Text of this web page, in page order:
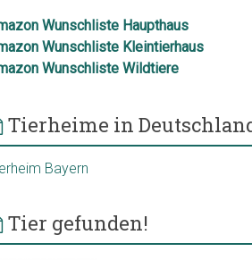
Wunschliste Haupthaus
Wunschliste Kleintierhaus
Wunschliste Wildtiere
Tierheime in
Bayern
Tier gefunden!